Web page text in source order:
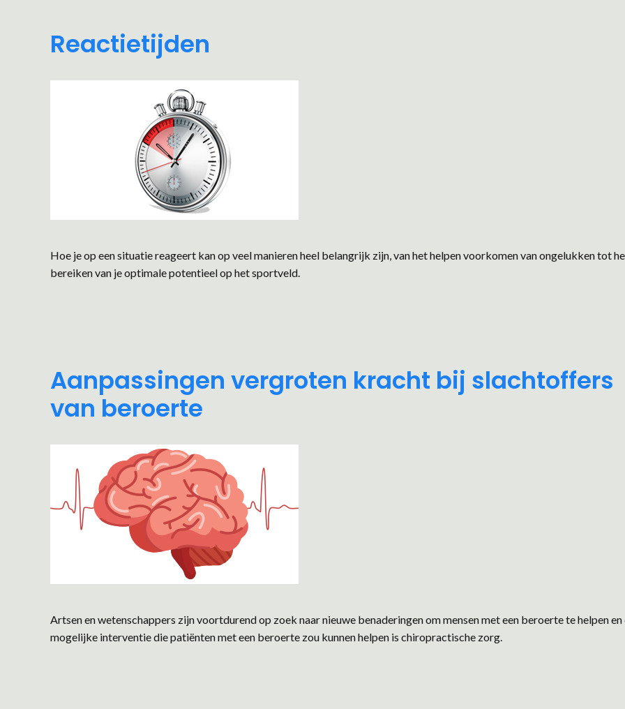
Reactietijden
Hoe je op een situatie reageert kan op veel manieren heel belangrijk zijn, van het helpen voorkomen van ongelukken tot
bereiken van je optimale potentieel op het sportveld.
Aanpassingen vergroten kracht bij slachtoffers
van beroerte
Artsen en wetenschappers zijn voortdurend op zoek naar nieuwe benaderingen om mensen met een beroerte te helpen en
mogelijke interventie die patiënten met een beroerte zou kunnen helpen is chiropractische zorg.